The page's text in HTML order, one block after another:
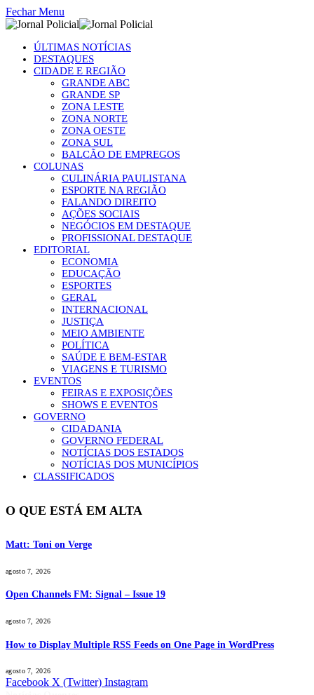
Fechar Menu
ÚLTIMAS NOTÍCIAS
DESTAQUES
CIDADE E REGIÃO
GRANDE ABC
GRANDE SP
ZONA LESTE
ZONA NORTE
ZONA OESTE
ZONA SUL
BALCÃO DE EMPREGOS
COLUNAS
CULINÁRIA PAULISTANA
ESPORTE NA REGIÃO
FALANDO DIREITO
AÇÕES SOCIAIS
NEGÓCIOS EM DESTAQUE
PROFISSIONAL DESTAQUE
EDITORIAL
ECONOMIA
EDUCAÇÃO
ESPORTES
GERAL
INTERNACIONAL
JUSTIÇA
MEIO AMBIENTE
POLÍTICA
SAÚDE E BEM-ESTAR
VIAGENS E TURISMO
EVENTOS
FEIRAS E EXPOSIÇÕES
SHOWS E EVENTOS
GOVERNO
CIDADANIA
GOVERNO FEDERAL
NOTÍCIAS DOS ESTADOS
NOTÍCIAS DOS MUNICÍPIOS
CLASSIFICADOS
O QUE ESTÁ EM ALTA
Matt: Toni on Verge
agosto 7, 2026
Open Channels FM: Signal – Issue 19
agosto 7, 2026
How to Display Multiple RSS Feeds on One Page in WordPress
agosto 7, 2026
Facebook X (Twitter) Instagram